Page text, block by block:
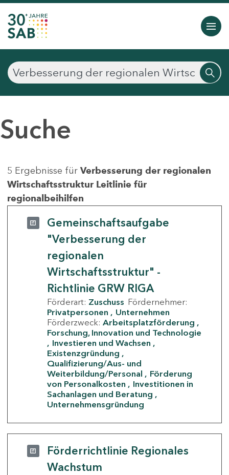
Suche
5 Ergebnisse für Verbesserung der regionalen
Wirtschaftsstruktur Leitlinie für
regionalbeihilfen
Gemeinschaftsaufgabe
"Verbesserung der
regionalen
Wirtschaftsstruktur" -
Richtlinie GRW RIGA
Förderart: Zuschuss Fördernehmer:
Privatpersonen
Unternehmen
Förderzweck: Arbeitsplatzförderung
Forschung, Innovation und Technologie
Investieren und Wachsen
Existenzgründung
Qualifizierung/Aus- und
Weiterbildung/Personal
Förderung
von Personalkosten
Investitionen in
Sachanlagen und Beratung
Unternehmensgründung
Förderrichtlinie Regionales
Wachstum